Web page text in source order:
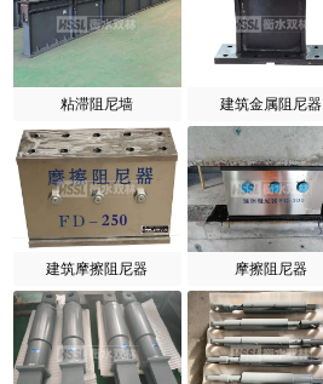
粘滞阻尼墙 建筑金属阻尼器
建筑摩擦阻尼器 摩擦阻尼器